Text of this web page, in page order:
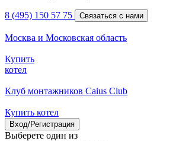
8 (495) 150 57 75 Связаться с нами
Москва и Московская область
Купить
котел
Клуб монтажников Caius Club
Купить котел
Вход/Регистрация
Выберете один из